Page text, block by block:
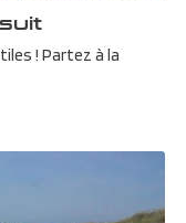
! Partez à la